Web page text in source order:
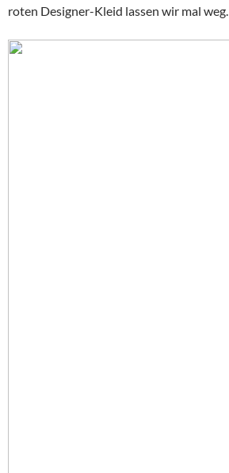
roten Designer-Kleid lassen wir mal weg.